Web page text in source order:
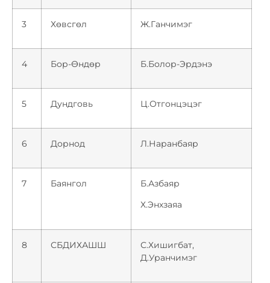
3 Хөвсгөл Ж.Ганчимэг
4 Бор-Өндөр Б.Болор-Эрдэнэ
5 Дундговь Ц.Отгонцэцэг
6 Дорнод Л.Наранбаяр
7 Баянгол
Б.Азбаяр
Х.Энхзаяа
8 СБДИХАШШ
С.Хишигбат,
Д.Уранчимэг